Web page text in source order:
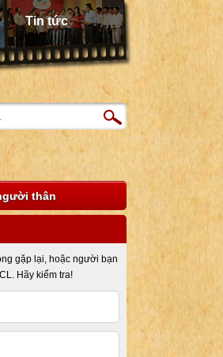
Tin tức
thân
gặp lại, hoặc người bạn
Hãy kiểm tra!